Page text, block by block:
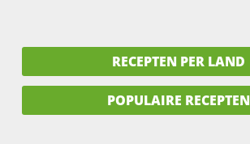
RECEPTEN PER LAND
POPULAIRE RECEPTEN